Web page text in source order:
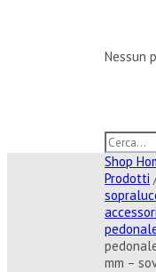
Nessun
Shop
Prodotti
mm –